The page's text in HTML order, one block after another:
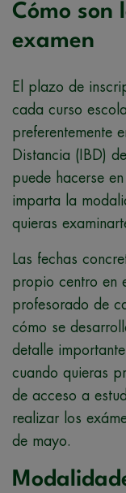
Cómo son
examen
El plazo de
cada curso
preferentemente
Distancia (IBD)
puede hacerse
imparta la
quieras
Las fechas
propio centro en
profesorado de
cómo se
detalle
cuando quieras
de acceso a
realizar los
de mayo.